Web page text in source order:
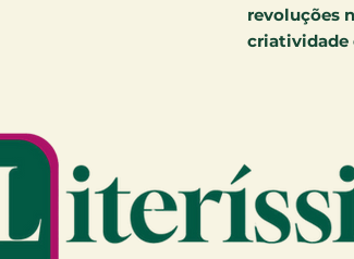
revoluções
criatividade